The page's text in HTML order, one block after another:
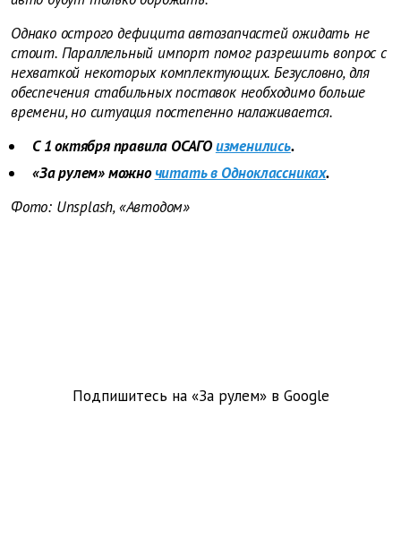
Однако острого дефицита автозапчастей ожидать не
стоит. Параллельный импорт помог разрешить вопрос с
нехваткой некоторых комплектующих. Безусловно, для
обеспечения стабильных поставок необходимо больше
времени, но ситуация постепенно налаживается.
С 1 октября правила ОСАГОизменились.
«За рулем» можно читать в Одноклассниках.
Фото: Unsplash, «Автодом»
Подпишитесь на «За рулем» в Google